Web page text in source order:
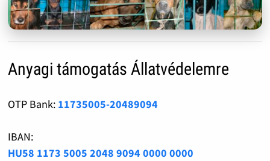
Anyagi támogatás Állatvédelemre
OTP Bank: 11735005-20489094
IBAN:
HU58 1173 5005 2048 9094 0000 0000